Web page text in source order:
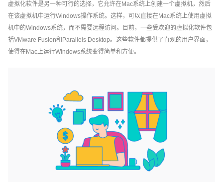
虚拟化软件是另一种可行的选择，它允许在Mac系统上创建一个虚拟机，然后
在该虚拟机中运行Windows操作系统。这样，可以直接在Mac系统上使用虚拟
机中的Windows系统，而不需要远程访问。目前，一些受欢迎的虚拟化软件包
括VMware Fusion和Parallels Desktop。这些软件都提供了直观的用户界面，
使得在Mac上运行Windows系统变得简单和方便。